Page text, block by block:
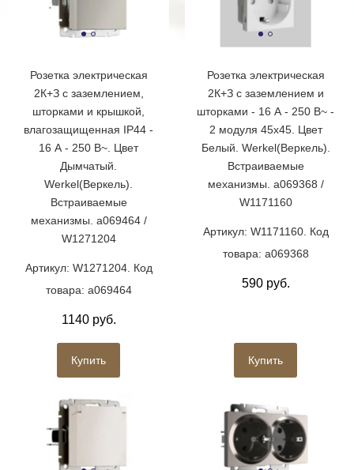
Розетка электрическая
2К+З с заземлением,
шторками и крышкой,
влагозащищенная IP44 -
16 А - 250 В~. Цвет
Дымчатый.
Werkel(Веркель).
Встраиваемые
механизмы. a069464 /
W1271204
Артикул: W1271204. Код
товара: a069464
1140 руб.
Купить
Розетка электрическая
2К+З с заземлением и
шторками - 16 А - 250 В~ -
2 модуля 45х45. Цвет
Белый. Werkel(Веркель).
Встраиваемые
механизмы. a069368 /
W1171160
Артикул: W1171160. Код
товара: a069368
590 руб.
Купить